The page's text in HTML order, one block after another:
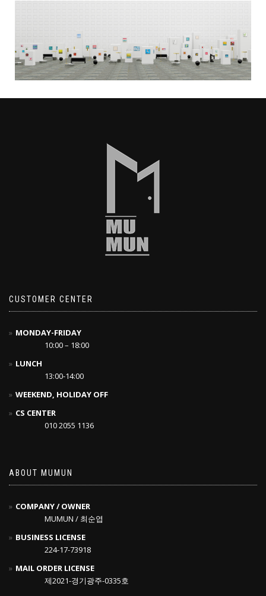
CUSTOMER CENTER
MONDAY-FRIDAY
10:00 – 18:00
LUNCH
13:00-14:00
WEEKEND, HOLIDAY OFF
CS CENTER
010 2055 1136
ABOUT MUMUN
COMPANY / OWNER
MUMUN / 최순엽
BUSINESS LICENSE
224-17-73918
MAIL ORDER LICENSE
제2021-경기광주-0335호